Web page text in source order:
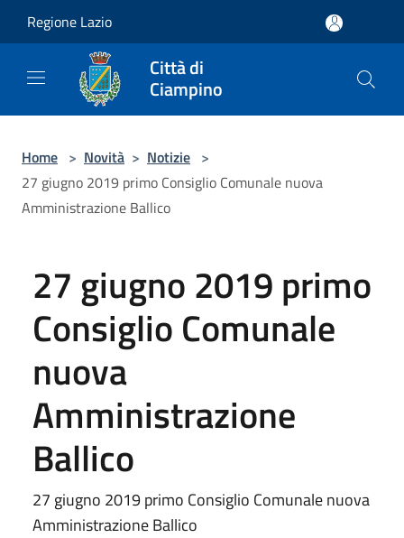
Regione Lazio
Città di
Ciampino
Home > Novità > Notizie >
27 giugno 2019 primo Consiglio Comunale nuova
Amministrazione Ballico
27 giugno 2019 primo
Consiglio Comunale
nuova
Amministrazione
Ballico
27 giugno 2019 primo Consiglio Comunale nuova
Amministrazione Ballico